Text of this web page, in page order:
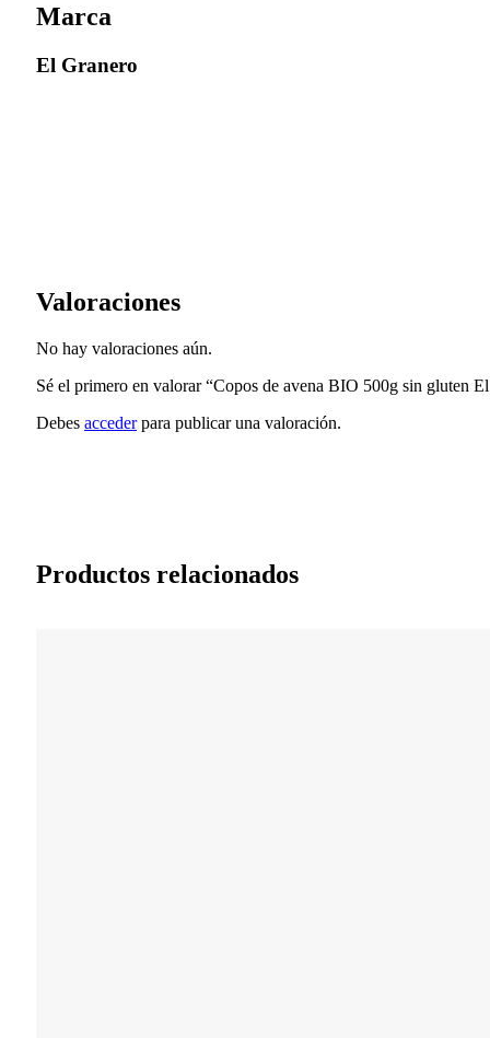
Marca
El Granero
Valoraciones
No hay valoraciones aún.
Sé el primero en valorar “Copos de avena BIO 500g sin gluten
Debes accederpara publicar una valoración.
Productos relacionados